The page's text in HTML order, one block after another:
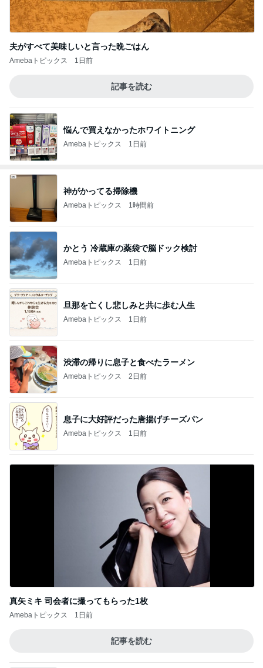
夫がすべて美味しいと言った晩ごはん
Amebaトピックス 1日前
記事を読む
悩んで買えなかったホワイトニング
Amebaトピックス 1日前
神がかってる掃除機
Amebaトピックス 1時間前
かとう 冷蔵庫の薬袋で脳ドック検討
Amebaトピックス 1日前
旦那を亡くし悲しみと共に歩む人生
Amebaトピックス 1日前
渋滞の帰りに息子と食べたラーメン
Amebaトピックス 2日前
息子に大好評だった唐揚げチーズパン
Amebaトピックス 1日前
真矢ミキ 司会者に撮ってもらった1枚
Amebaトピックス 1日前
記事を読む